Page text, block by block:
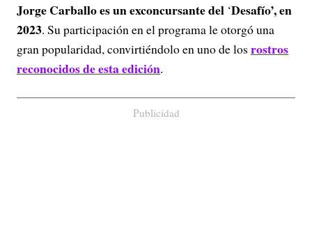
Jorge Carballoes un exconcursante del ‘Desafío’, en
2023. Su participación en el programa le otorgó una
gran popularidad, convirtiéndolo en uno de los rostros
reconocidos de esta edición.
Publicidad